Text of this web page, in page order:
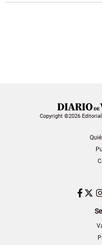
Copyright ©2026